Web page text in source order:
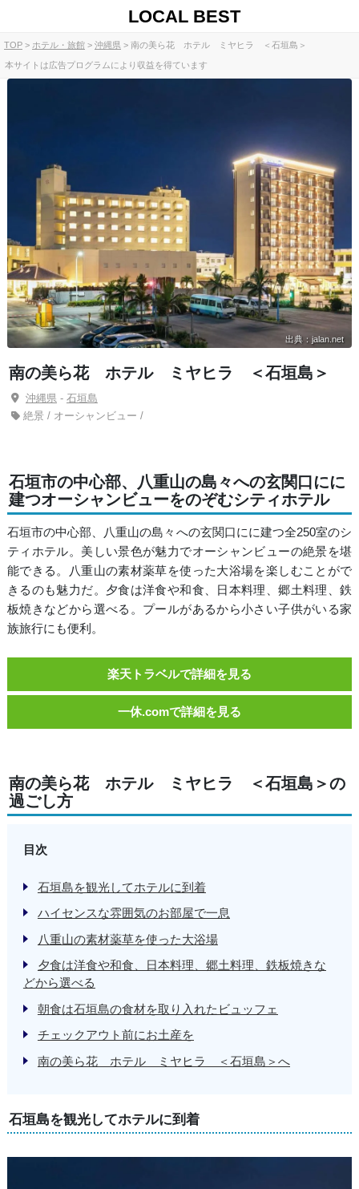
LOCAL BEST
TOP ホテル・旅館 沖縄県 南の美ら花 ホテル ミヤヒラ ＜石垣島＞
本サイトは広告プログラムにより収益を得ています
出典：jalan.net
南の美ら花 ホテル ミヤヒラ ＜石垣島＞
沖縄県- 石垣島
絶景 / オーシャンビュー /
石垣市の中心部、八重山の島々への玄関口にに
建つオーシャンビューをのぞむシティホテル
石垣市の中心部、八重山の島々への玄関口にに建つ全250室のシ
ティホテル。美しい景色が魅力でオーシャンビューの絶景を堪
能できる。八重山の素材薬草を使った大浴場を楽しむことがで
きるのも魅力だ。夕食は洋食や和食、日本料理、郷土料理、鉄
板焼きなどから選べる。プールがあるから小さい子供がいる家
族旅行にも便利。
楽天トラベルで詳細を見る
一休.comで詳細を見る
南の美ら花 ホテル ミヤヒラ ＜石垣島＞の
過ごし方
目次
石垣島を観光してホテルに到着
ハイセンスな雰囲気のお部屋で一息
八重山の素材薬草を使った大浴場
夕食は洋食や和食、日本料理、郷土料理、鉄板焼きな
どから選べる
朝食は石垣島の食材を取り入れたビュッフェ
チェックアウト前にお土産を
南の美ら花 ホテル ミヤヒラ ＜石垣島＞へ
石垣島を観光してホテルに到着